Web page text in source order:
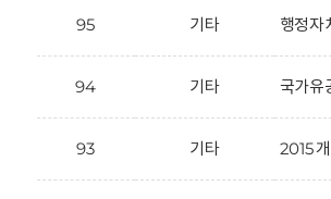
95 기타 행정자
94 기타 국가유
93 기타 2015